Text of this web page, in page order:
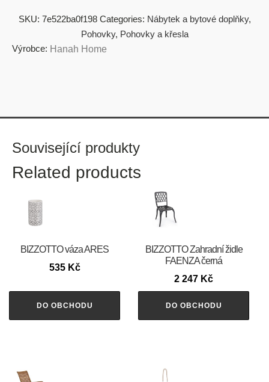
SKU: 7e522ba0f198 Categories: Nábytek a bytové doplňky,
Pohovky, Pohovky a křesla
Výrobce: Hanah Home
Související produkty
Related products
BIZZOTTO váza ARES
535 Kč
DO OBCHODU
BIZZOTTO Zahradní židle
FAENZA černá
2 247 Kč
DO OBCHODU